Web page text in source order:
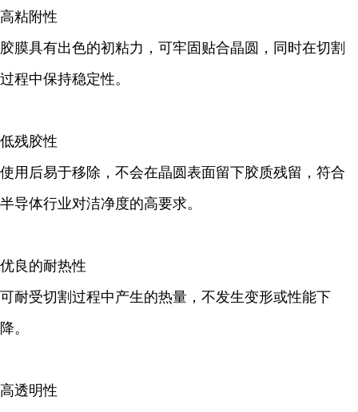
高粘附性
胶膜具有出色的初粘力，可牢固贴合晶圆，同时在切割
过程中保持稳定性。
低残胶性
使用后易于移除，不会在晶圆表面留下胶质残留，符合
半导体行业对洁净度的高要求。
优良的耐热性
可耐受切割过程中产生的热量，不发生变形或性能下
降。
高透明性